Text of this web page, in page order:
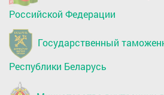
Российской Федерации
Государственный
Республики Беларусь